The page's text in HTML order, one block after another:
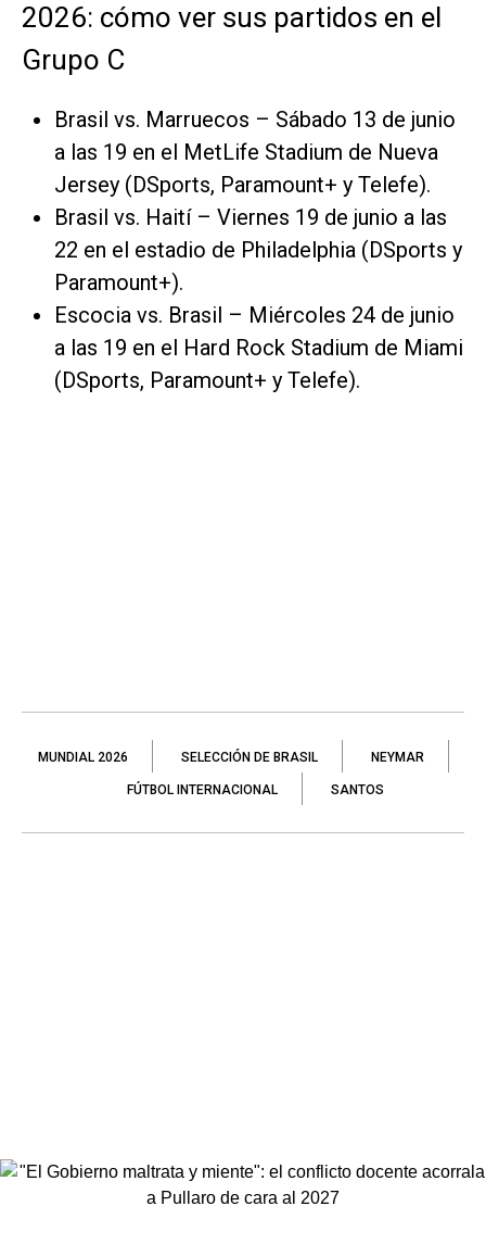
2026: cómo ver sus partidos en el
Grupo C
Brasil vs. Marruecos – Sábado 13 de junio
a las 19 en el MetLife Stadium de Nueva
Jersey (DSports, Paramount+ y Telefe).
Brasil vs. Haití – Viernes 19 de junio a las
22 en el estadio de Philadelphia (DSports y
Paramount+).
Escocia vs. Brasil – Miércoles 24 de junio
a las 19 en el Hard Rock Stadium de Miami
(DSports, Paramount+ y Telefe).
MUNDIAL 2026 SELECCIÓN DE BRASIL NEYMAR
FÚTBOL INTERNACIONAL SANTOS